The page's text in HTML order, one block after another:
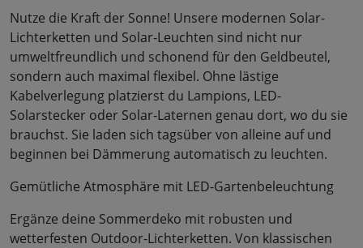
Nutze die Kraft der Sonne! Unsere modernen Solar-
Lichterketten und Solar-Leuchten sind nicht nur
umweltfreundlich und schonend für den Geldbeutel,
sondern auch maximal flexibel. Ohne lästige
Kabelverlegung platzierst du Lampions, LED-
Solarstecker oder Solar-Laternen genau dort, wo du sie
brauchst. Sie laden sich tagsüber von alleine auf und
beginnen bei Dämmerung automatisch zu leuchten.
Gemütliche Atmosphäre mit LED-Gartenbeleuchtung
Ergänze deine Sommerdeko mit robusten und
wetterfesten Outdoor-Lichterketten. Von klassischen